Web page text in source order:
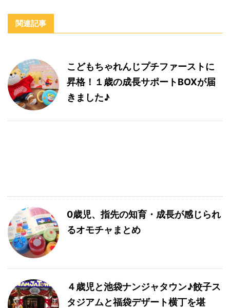
関連記事
こどもちゃれんじプチファーストに
昇格！１歳の成長サポートBOXが届
きました♪
0歳児、指先の知育・成長が感じられ
るオモチャまとめ
４歳児と池袋ナンジャタウン♪餃子ス
タジアムと福袋デザート横丁を堪